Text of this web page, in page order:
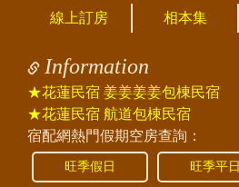
線上訂房 相本集
Information
★花蓮民宿 姜姜姜姜包棟民宿
★花蓮民宿 航道包棟民宿
宿配網熱門假期空房查詢：
旺季假日 旺季平日